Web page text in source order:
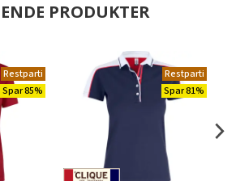
PRODUKTER
Restparti
Spar 85%
Restparti
Spar 81%